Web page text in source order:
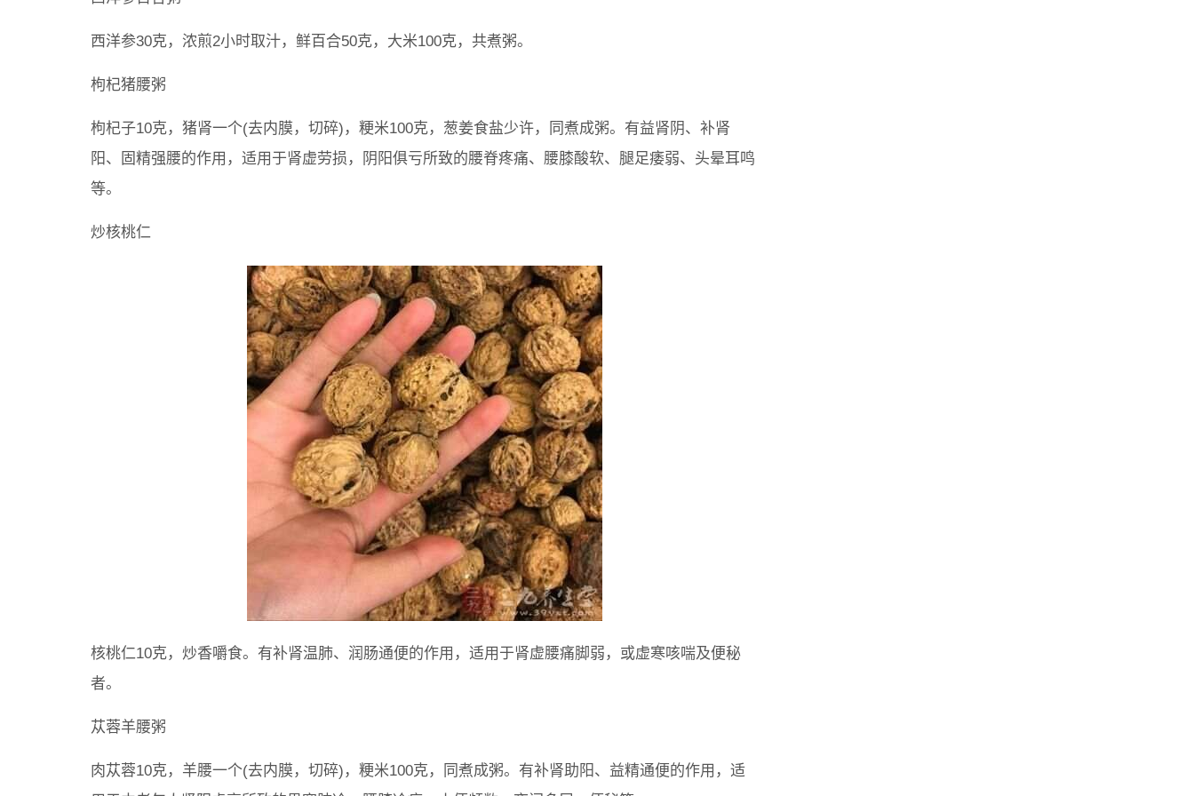
西洋参30克，浓煎2小时取汁，鲜百合50克，大米100克，共煮粥。
枸杞猪腰粥
枸杞子10克，猪肾一个(去内膜，切碎)，粳米100克，葱姜食盐少许，同煮成粥。有益肾阴、补肾
阳、固精强腰的作用，适用于肾虚劳损，阴阳俱亏所致的腰脊疼痛、腰膝酸软、腿足痿弱、头晕耳鸣
等。
炒核桃仁
核桃仁10克，炒香嚼食。有补肾温肺、润肠通便的作用，适用于肾虚腰痛脚弱，或虚寒咳喘及便秘
者。
苁蓉羊腰粥
肉苁蓉10克，羊腰一个(去内膜，切碎)，粳米100克，同煮成粥。有补肾助阳、益精通便的作用，适